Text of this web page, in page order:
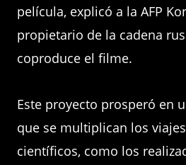
película, explicó a la AFP
propietario de la cadena
coproduce el filme.
Este proyecto prosperó en
que se multiplican los
científicos, como los